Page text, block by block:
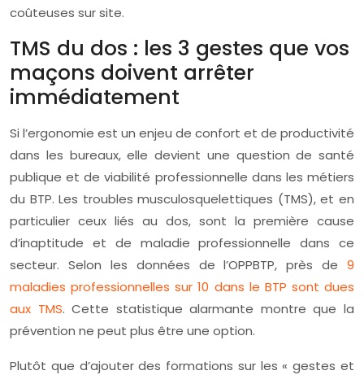
coûteuses sur site.
TMS du dos : les 3 gestes que vos
maçons doivent arrêter
immédiatement
Si l’ergonomie est un enjeu de confort et de productivité
dans les bureaux, elle devient une question de santé
publique et de viabilité professionnelle dans les métiers
du BTP. Les troubles musculosquelettiques (TMS), et en
particulier ceux liés au dos, sont la première cause
d’inaptitude et de maladie professionnelle dans ce
secteur. Selon les données de l’OPPBTP, près de 9
maladies professionnelles sur 10 dans le BTP sont dues
aux TMS. Cette statistique alarmante montre que la
prévention ne peut plus être une option.
Plutôt que d’ajouter des formations sur les « gestes et